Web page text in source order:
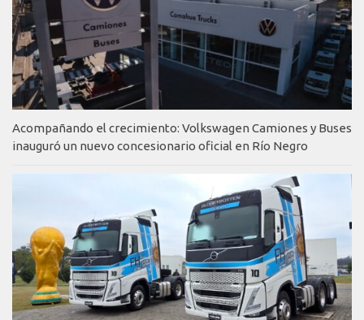
Acompañando el crecimiento: Volkswagen Camiones y Buses
inauguró un nuevo concesionario oficial en Río Negro